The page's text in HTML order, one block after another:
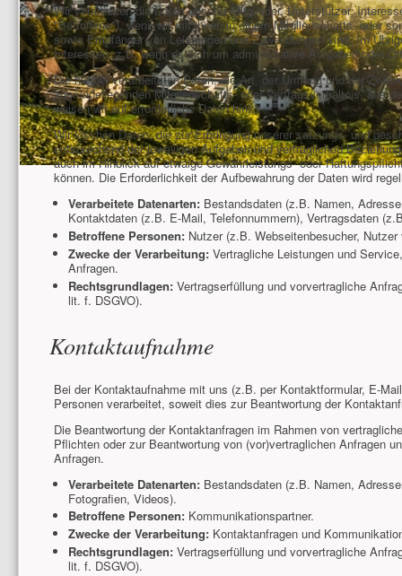
Wir verarbeiten die Daten unserer Mitglieder, Unterstützer,
"Betroffene"), wenn wir mit ihnen in einem Mitgliedschafts- oder
sowie Empfänger von Leistungen und Zuwendungen sind. Im
Interessen, z.B. wenn es sich um administrative Aufgaben oder
Die hierbei verarbeiteten Daten, die Art, der Umfang und der
zugrundeliegenden Mitgliedschafts- oder Vertragsverhältnis, aus
weisen wir auf erforderliche Daten hin).
Wir löschen Daten, die zur Erbringung unserer satzungs- und
entsprechend der jeweiligen Aufgaben und vertraglichen
auch im Hinblick auf etwaige Gewährleistungs- oder
können. Die Erforderlichkeit der Aufbewahrung der Daten wird
Verarbeitete Datenarten:Bestandsdaten (z.B. Namen,
Kontaktdaten (z.B. E-Mail, Telefonnummern), Vertragsdaten
Betroffene Personen:Nutzer (z.B. Webseitenbesucher, Nutzer
Zwecke der Verarbeitung:Vertragliche Leistungen und
Anfragen.
Rechtsgrundlagen:Vertragserfüllung und vorvertragliche
lit. f. DSGVO).
Kontaktaufnahme
Bei der Kontaktaufnahme mit uns (z.B. per Kontaktformular, E-
Personen verarbeitet, soweit dies zur Beantwortung der
Die Beantwortung der Kontaktanfragen im Rahmen von
Pflichten oder zur Beantwortung von (vor)vertraglichen Anfragen
Anfragen.
Verarbeitete Datenarten:Bestandsdaten (z.B. Namen,
Fotografien, Videos).
Betroffene Personen:Kommunikationspartner.
Zwecke der Verarbeitung:Kontaktanfragen und
Rechtsgrundlagen:Vertragserfüllung und vorvertragliche
lit. f. DSGVO).